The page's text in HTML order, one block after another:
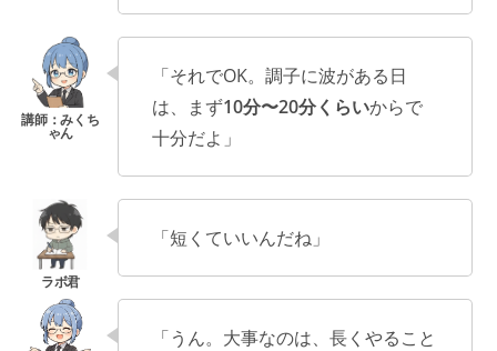
「それでOK。調子に波がある日
は、まず10分〜20分くらいからで
十分だよ」
「短くていいんだね」
「うん。大事なのは、長くやること